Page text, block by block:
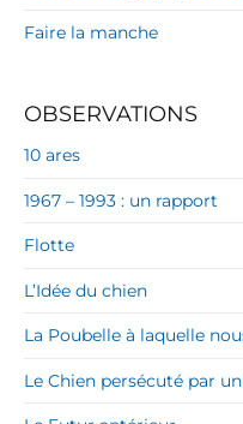
Faire la manche
OBSERVATIONS
10 ares
1967 – 1993 : un rapport
Flotte
L’Idée du chien
La Poubelle à laquelle
Le Chien persécuté par